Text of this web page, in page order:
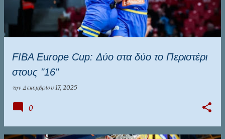
FIBA Europe Cup: Δύο στα δύο το Περιστέρι
στους "16"
την Δεκεμβρίου 17, 2025
0